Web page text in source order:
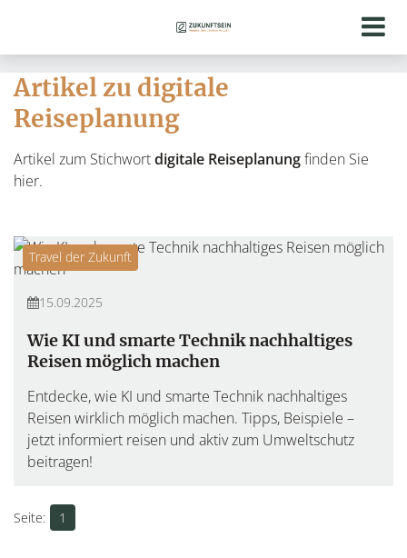
Artikel zu digitale
Reiseplanung
Artikel zum Stichwortdigitale Reiseplanungfinden Sie
hier.
Travel der Zukunft
15.09.2025
Wie KI und smarte Technik nachhaltiges
Reisen möglich machen
Entdecke, wie KI und smarte Technik nachhaltiges
Reisen wirklich möglich machen. Tipps, Beispiele –
jetzt informiert reisen und aktiv zum Umweltschutz
beitragen!
1